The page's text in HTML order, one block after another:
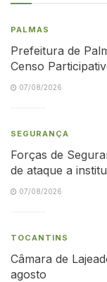
PALMAS
Prefeitura de
Censo
07/08/2026
SEGURANÇA
Forças de
de ataque a
07/08/2026
TOCANTINS
Câmara de
agosto